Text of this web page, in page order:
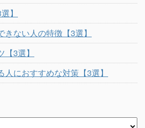
】
ない人の特徴【3選】
3選】
におすすめな対策【3選】